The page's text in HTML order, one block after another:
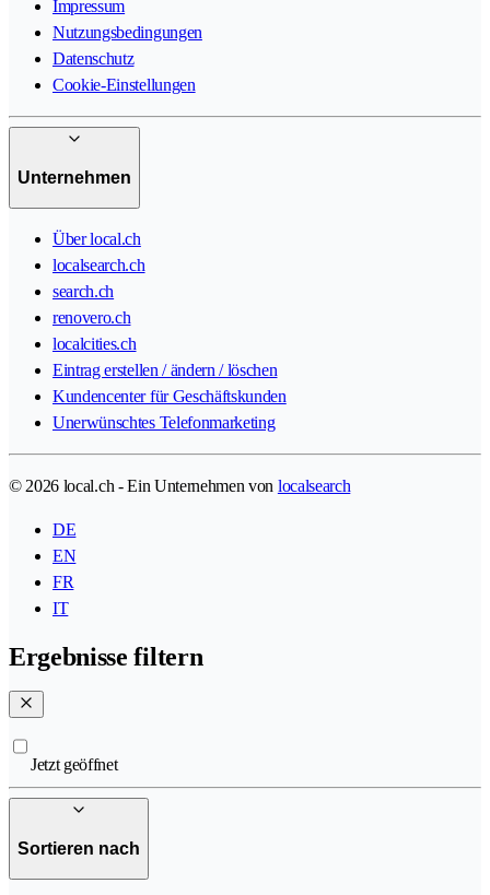
Impressum
Nutzungsbedingungen
Datenschutz
Cookie-Einstellungen
Unternehmen
Über local.ch
localsearch.ch
search.ch
renovero.ch
localcities.ch
Eintrag erstellen / ändern / löschen
Kundencenter für Geschäftskunden
Unerwünschtes Telefonmarketing
© 2026 local.ch - Ein Unternehmen von localsearch
DE
EN
FR
IT
Ergebnisse filtern
Jetzt geöffnet
Sortieren nach